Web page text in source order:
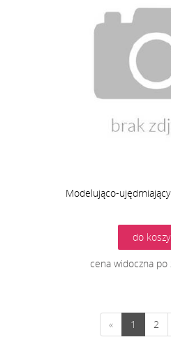
Modelująco-
do
cena widoczna po
« 1 2